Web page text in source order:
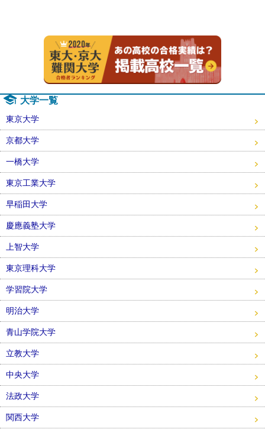
大学一覧
東京大学
京都大学
一橋大学
東京工業大学
早稲田大学
慶應義塾大学
上智大学
東京理科大学
学習院大学
明治大学
青山学院大学
立教大学
中央大学
法政大学
関西大学